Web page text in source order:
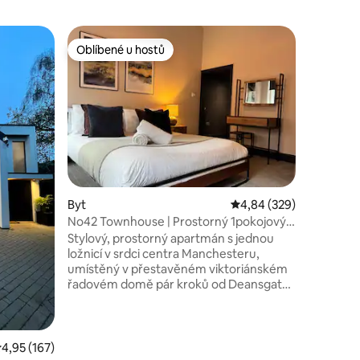
hodnocení 4,95 z 5, 167 hodnocení
4,95 (167)
Oblíbené u hostů
Oblíbené u hostů
Byt Průměrné hodnocení
4,84 (329)
No42 Townhouse | Prostorný 1pokojový
apartmán | Centrum Manchesteru
Stylový, prostorný apartmán s jednou
ložnicí v srdci centra Manchesteru,
umístěný v přestavěném viktoriánském
řadovém domě pár kroků od Deansgate.